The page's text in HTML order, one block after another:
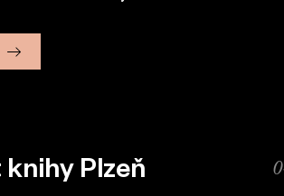
knihy Plzeň